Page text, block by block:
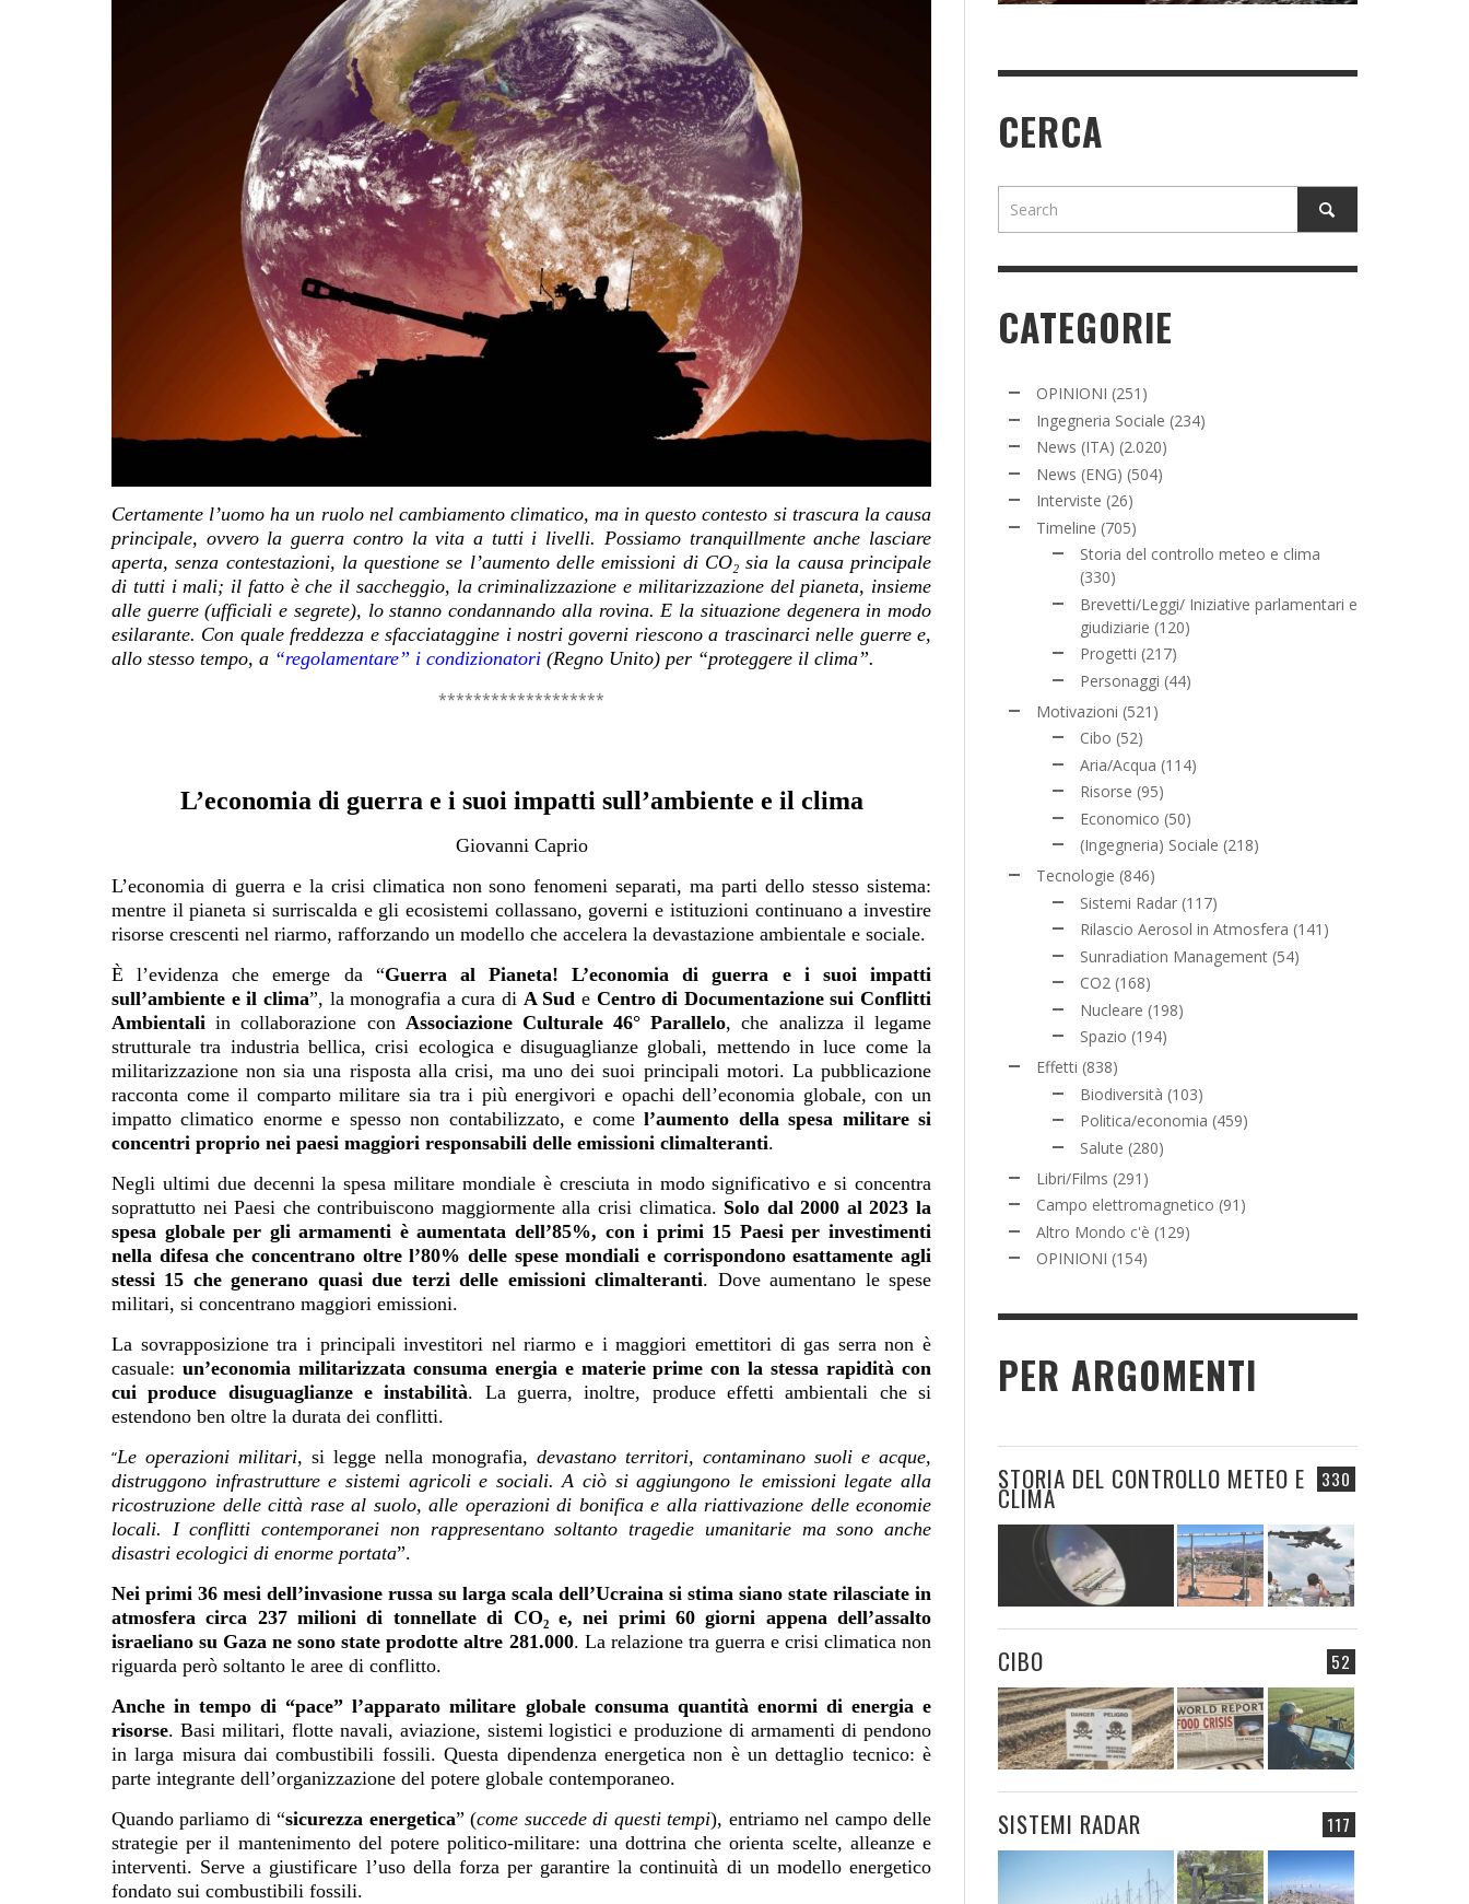
Certamente l’uomo ha un ruolo nel cambiamento climatico, ma in questo contesto si trascura la causa
principale, ovvero la guerra contro la vita a tutti i livelli. Possiamo tranquillmente anche lasciare
aperta, senza contestazioni, la questione se l’aumento delle emissioni di CO₂ sia la causa principale
di tutti i mali; il fatto è che il saccheggio, la criminalizzazione e militarizzazione del pianeta, insieme
alle guerre (ufficiali e segrete), lo stanno condannando alla rovina. E la situazione degenera in modo
esilarante. Con quale freddezza e sfacciataggine i nostri governi riescono a trascinarci nelle guerre e,
allo stesso tempo, a “regolamentare” i condizionatori (Regno Unito) per “proteggere il clima”.
*******************
L’economia di guerra e i suoi impatti sull’ambiente e il clima
Giovanni Caprio
L’economia di guerra e la crisi climatica non sono fenomeni separati, ma parti dello stesso sistema:
mentre il pianeta si surriscalda e gli ecosistemi collassano, governi e istituzioni continuano a investire
risorse crescenti nel riarmo, rafforzando un modello che accelera la devastazione ambientale e sociale.
È l’evidenza che emerge da “Guerra al Pianeta! L’economia di guerra e i suoi impatti
sull’ambiente e il clima”, la monografia a cura di A Sud e Centro di Documentazione sui Conflitti
Ambientali in collaborazione con Associazione Culturale 46° Parallelo, che analizza il legame
strutturale tra industria bellica, crisi ecologica e disuguaglianze globali, mettendo in luce come la
militarizzazione non sia una risposta alla crisi, ma uno dei suoi principali motori. La pubblicazione
racconta come il comparto militare sia tra i più energivori e opachi dell’economia globale, con un
impatto climatico enorme e spesso non contabilizzato, e comel’aumento della spesa militare si
concentri proprio nei paesi maggiori responsabili delle emissioni climalteranti.
Negli ultimi due decenni la spesa militare mondiale è cresciuta in modo significativo e si concentra
soprattutto nei Paesi che contribuiscono maggiormente alla crisi climatica. Solo dal 2000 al 2023 la
spesa globale per gli armamenti è aumentata dell’85%, con i primi 15 Paesi per investimenti
nella difesa che concentrano oltre l’80% delle spese mondiali e corrispondono esattamente agli
stessi 15 che generano quasi due terzi delle emissioni climalteranti. Dove aumentano le spese
militari, si concentrano maggiori emissioni.
La sovrapposizione tra i principali investitori nel riarmo e i maggiori emettitori di gas serra non è
casuale: un’economia militarizzata consuma energia e materie prime con la stessa rapidità con
cui produce disuguaglianze e instabilità. La guerra, inoltre, produce effetti ambientali che si
estendono ben oltre la durata dei conflitti.
“Le operazioni militari, si legge nella monografia, devastano territori, contaminano suoli e acque,
distruggono infrastrutture e sistemi agricoli e sociali. A ciò si aggiungono le emissioni legate alla
ricostruzione delle città rase al suolo, alle operazioni di bonifica e alla riattivazione delle economie
locali. I conflitti contemporanei non rappresentano soltanto tragedie umanitarie ma sono anche
disastri ecologici di enorme portata”.
Nei primi 36 mesi dell’invasione russa su larga scala dell’Ucraina si stima siano state rilasciate in
atmosfera circa 237 milioni di tonnellate di CO₂ e, nei primi 60 giorni appena dell’assalto
israeliano su Gaza ne sono state prodotte altre 281.000. La relazione tra guerra e crisi climatica non
riguarda però soltanto le aree di conflitto.
Anche in tempo di “pace” l’apparato militare globale consuma quantità enormi di energia e
risorse. Basi militari, flotte navali, aviazione, sistemi logistici e produzione di armamenti di pendono
in larga misura dai combustibili fossili. Questa dipendenza energetica non è un dettaglio tecnico: è
parte integrante dell’organizzazione del potere globale contemporaneo.
Quando parliamo di “sicurezza energetica” (come succede di questi tempi), entriamo nel campo delle
strategie per il mantenimento del potere politico-militare: una dottrina che orienta scelte, alleanze e
interventi. Serve a giustificare l’uso della forza per garantire la continuità di un modello energetico
fondato sui combustibili fossili.
CERCA
CATEGORIE
OPINIONI (251)
Ingegneria Sociale (234)
News (ITA) (2.020)
News (ENG) (504)
Interviste (26)
Timeline (705)
Storia del controllo meteo e clima
(330)
Brevetti/Leggi/ Iniziative parlamentari e
giudiziarie (120)
Progetti (217)
Personaggi (44)
Motivazioni (521)
Cibo (52)
Aria/Acqua (114)
Risorse (95)
Economico (50)
(Ingegneria) Sociale (218)
Tecnologie (846)
Sistemi Radar (117)
Rilascio Aerosol in Atmosfera (141)
Sunradiation Management (54)
CO2 (168)
Nucleare (198)
Spazio (194)
Effetti (838)
Biodiversità (103)
Politica/economia (459)
Salute (280)
Libri/Films (291)
Campo elettromagnetico (91)
Altro Mondo c'è (129)
OPINIONI (154)
PER ARGOMENTI
330
STORIA DEL CONTROLLO METEO E
CLIMA
52
CIBO
117
SISTEMI RADAR